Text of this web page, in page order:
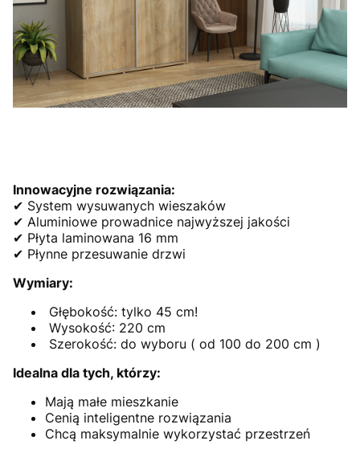
Innowacyjne rozwiązania:
✔ System wysuwanych wieszaków
✔ Aluminiowe prowadnice najwyższej jakości
✔ Płyta laminowana 16 mm
✔ Płynne przesuwanie drzwi
Wymiary:
Głębokość: tylko 45 cm!
Wysokość: 220 cm
Szerokość: do wyboru ( od 100 do 200 cm )
Idealna dla tych, którzy:
Mają małe mieszkanie
Cenią inteligentne rozwiązania
Chcą maksymalnie wykorzystać przestrzeń